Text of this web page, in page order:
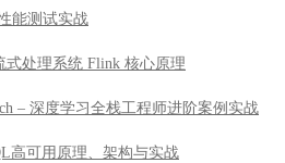
能测试实战
式处理系统 Flink 核心原理
– 深度学习全栈工程师进阶案例实战
高可用原理、架构与实战